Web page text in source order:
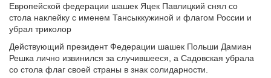
Европейской федерации шашек Яцек Павлицкий снял со
стола наклейку с именем Тансыккужиной и флагом России и
убрал триколор
Действующий президент Федерации шашек Польши Дамиан
Решка лично извинился за случившееся, а Садовская убрала
со стола флаг своей страны в знак солидарности.